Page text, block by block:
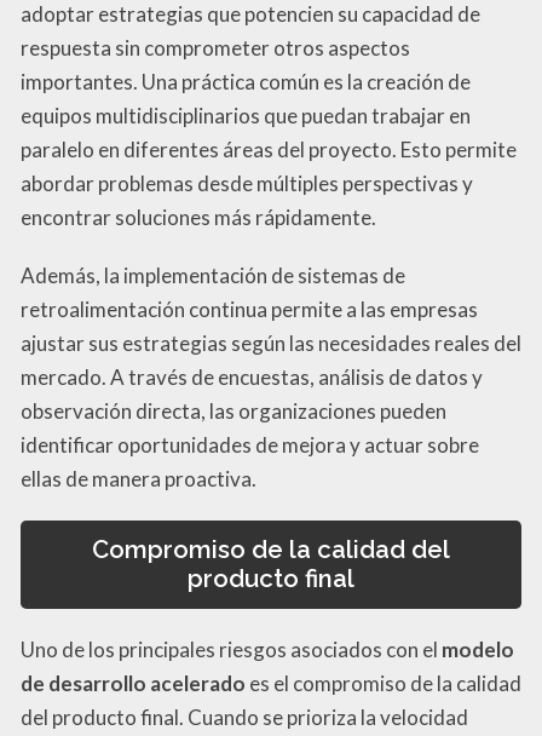
adoptar estrategias que potencien su capacidad de
respuesta sin comprometer otros aspectos
importantes. Una práctica común es la creación de
equipos multidisciplinarios que puedan trabajar en
paralelo en diferentes áreas del proyecto. Esto permite
abordar problemas desde múltiples perspectivas y
encontrar soluciones más rápidamente.
Además, la implementación de sistemas de
retroalimentación continua permite a las empresas
ajustar sus estrategias según las necesidades reales del
mercado. A través de encuestas, análisis de datos y
observación directa, las organizaciones pueden
identificar oportunidades de mejora y actuar sobre
ellas de manera proactiva.
Compromiso de la calidad del
producto final
Uno de los principales riesgos asociados con el modelo
de desarrollo acelerado es el compromiso de la calidad
del producto final. Cuando se prioriza la velocidad